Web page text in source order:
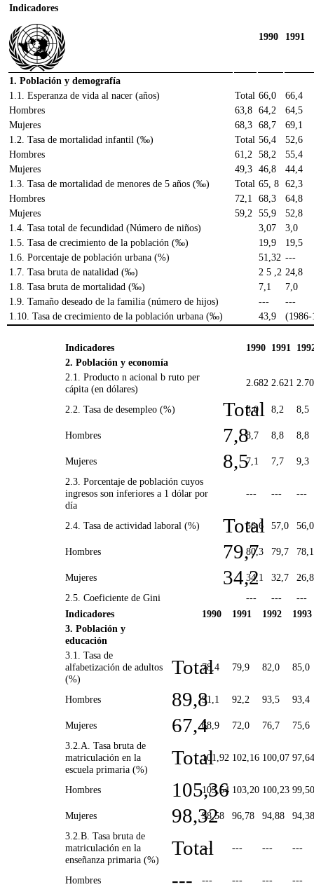
Indicadores
1990 1991
1. Población y demografía
1.1. Esperanza de vida al nacer (años)
Total 66,0
66,4
Hombres
63,8 64,2
64,5
Mujeres
68,3 68,7
69,1
1.2. Tasa de mortalidad infantil (‰)
Total 56,4
52,6
Hombres
61,2 58,2
55,4
Mujeres
49,3 46,8
44,4
1.3. Tasa de mortalidad de menores de 5 años (‰)
Total 65, 8 62,3
Hombres
72,1 68,3
64,8
Mujeres
59,2 55,9
52,8
1.4. Tasa total de fecundidad (Número de niños)
3,07
3,0
1.5. Tasa de crecimiento de la población (‰)
19,9
19,5
1.6. Porcentaje de población urbana (%)
51,32 ---
1.7. Tasa bruta de natalidad (‰)
2 5 ,2 24,8
1.8. Tasa bruta de mortalidad (‰)
7,1
7,0
1.9. Tamaño deseado de la familia (número de hijos)
---
---
1.10. Tasa de crecimiento de la población urbana (‰)
43,9 (1986-
Indicadores 1990 1991
2. Población y economía
2.1. Producto n acional b ruto per
cápita (en dólares)
2.682 2.621
2.2. Tasa de desempleo (%) Total
8,0 8,2 8,5
Hombres 7,88,7 8,8 8,8
Mujeres 8,57,1 7,7
9,3
2.3. Porcentaje de población cuyos
ingresos son inferiores a 1 dólar por
día
--- --- ---
2.4. Tasa de actividad laboral (%) Total
56,6 57,0 56,0
Hombres 79,7
80,3 79,7 78,1
Mujeres 34,2
34,1 32,7
26,8
2.5. Coeficiente de Gini
--- ---
---
Indicadores
1990 1991 1992
1993
3. Población y
educación
3.1. Tasa de
alfabetización de adultos
(%)
Total
78,4 79,9 82,0 85,0
Hombres 89,891,1 92,2 93,5 93,4
Mujeres 67,468,9 72,0 76,7
75,6
3.2.A. Tasa bruta de
matriculación en la
escuela primaria (%)
Total101,92 102,16 100,07 97,64
Hombres 105,36
105,54 103,20 100,23 99,50
Mujeres 98,32
98,58 96,78 94,88
94,38
3.2.B. Tasa bruta de
matriculación en la
enseñanza primaria (%)
Total
--- --- --- ---
Hombres --- --- --- --- ---